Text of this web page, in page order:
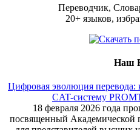
Переводчик,
20+ языков,
Наш
Цифровая эволюция перевода:
CAT-систему
18 февраля 2026 года
посвященный Академической